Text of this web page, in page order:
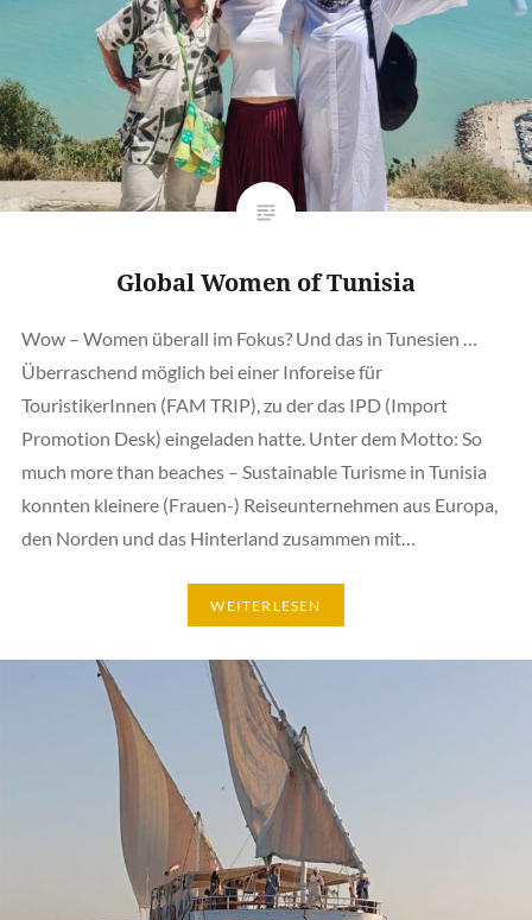
Global Women of Tunisia
Wow – Women überall im Fokus? Und das in Tunesien …
Überraschend möglich bei einer Inforeise für
TouristikerInnen (FAM TRIP), zu der das IPD (Import
Promotion Desk) eingeladen hatte. Unter dem Motto: So
much more than beaches – Sustainable Turisme in Tunisia
konnten kleinere (Frauen-) Reiseunternehmen aus Europa,
den Norden und das Hinterland zusammen mit…
WEITERLESEN